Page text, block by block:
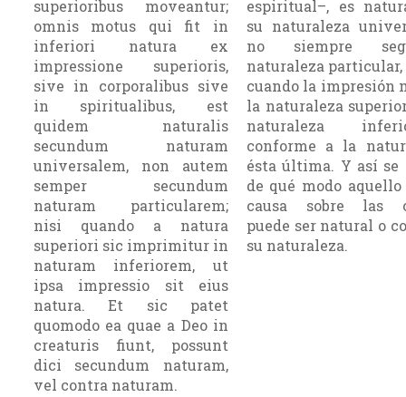
superioribus moveantur;
omnis motus qui fit in
inferiori natura ex
impressione superioris,
sive in corporalibus sive
in spiritualibus, est
quidem naturalis
secundum naturam
universalem, non autem
semper secundum
naturam particularem;
nisi quando a natura
superiori sic imprimitur in
naturam inferiorem, ut
ipsa impressio sit eius
natura. Et sic patet
quomodo ea quae a Deo in
creaturis fiunt, possunt
dici secundum naturam,
vel contra naturam.
espiritual–, es
su naturaleza
no siempre
naturaleza particular,
cuando la impresión
la naturaleza
naturaleza
conforme a la
ésta última. Y así se
de qué modo aque­llo
causa sobre las
puede ser natural o
su natura­leza.